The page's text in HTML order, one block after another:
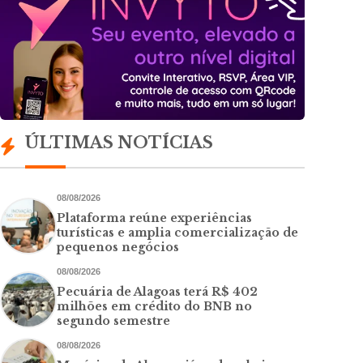
ÚLTIMAS NOTÍCIAS
08/08/2026
Plataforma reúne experiências
turísticas e amplia comercialização de
pequenos negócios
08/08/2026
Pecuária de Alagoas terá R$ 402
milhões em crédito do BNB no
segundo semestre
08/08/2026